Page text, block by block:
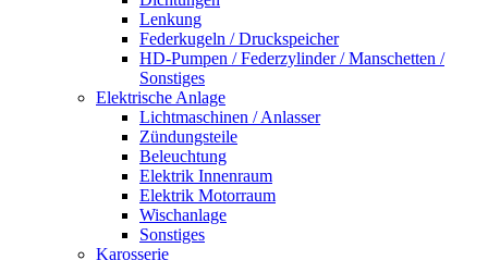
Lenkung
Federkugeln / Druckspeicher
HD-Pumpen / Federzylinder / Manschetten /
Sonstiges
Elektrische Anlage
Lichtmaschinen / Anlasser
Zündungsteile
Beleuchtung
Elektrik Innenraum
Elektrik Motorraum
Wischanlage
Sonstiges
Karosserie